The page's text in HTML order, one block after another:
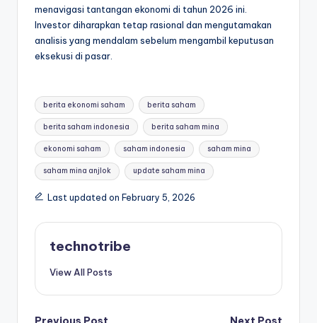
menavigasi tantangan ekonomi di tahun 2026 ini.
Investor diharapkan tetap rasional dan mengutamakan
analisis yang mendalam sebelum mengambil keputusan
eksekusi di pasar.
Tags:
berita ekonomi saham berita saham
berita saham indonesia berita saham mina
ekonomi saham saham indonesia saham mina
saham mina anjlok update saham mina
Last updated on February 5, 2026
technotribe
View All Posts